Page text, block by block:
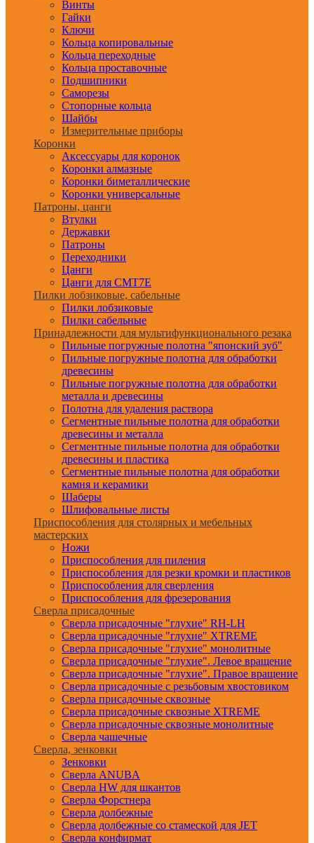
Винты
Гайки
Ключи
Кольца копировальные
Кольца переходные
Кольца проставочные
Подшипники
Саморезы
Стопорные кольца
Шайбы
Измерительные приборы
Коронки
Аксессуары для коронок
Коронки алмазные
Коронки биметаллические
Коронки универсальные
Патроны, цанги
Втулки
Державки
Патроны
Переходники
Цанги
Цанги для CMT7E
Пилки лобзиковые, сабельные
Пилки лобзиковые
Пилки сабельные
Принадлежности для мультифункционального резака
Пильные погружные полотна "японский зуб"
Пильные погружные полотна для обработки
древесины
Пильные погружные полотна для обработки
металла и древесины
Полотна для удаления раствора
Сегментные пильные полотна для обработки
древесины и металла
Сегментные пильные полотна для обработки
древесины и пластика
Сегментные пильные полотна для обработки
камня и керамики
Шаберы
Шлифовальные листы
Приспособления для столярных и мебельных
мастерских
Ножи
Приспособления для пиления
Приспособления для резки кромки и пластиков
Приспособления для сверления
Приспособления для фрезерования
Сверла присадочные
Сверла присадочные "глухие" RH-LH
Сверла присадочные "глухие" XTREME
Сверла присадочные "глухие" монолитные
Сверла присадочные "глухие". Левое вращение
Сверла присадочные "глухие". Правое вращение
Сверла присадочные с резьбовым хвостовиком
Сверла присадочные сквозные
Сверла присадочные сквозные XTREME
Сверла присадочные сквозные монолитные
Сверла чашечные
Сверла, зенковки
Зенковки
Сверла ANUBA
Сверла HW для шкантов
Сверла Форстнера
Сверла долбежные
Сверла долбежные со стамеской для JET
Сверла конфирмат